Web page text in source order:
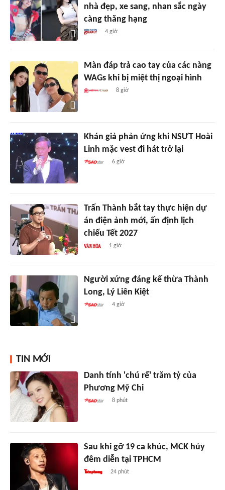
nhà đẹp, xe sang, nhan sắc ngày
càng thăng hạng
4 giờ
Màn đáp trả cao tay của các nàng
WAGs khi bị miệt thị ngoại hình
8 giờ
Khán giả phản ứng khi NSƯT Hoài
Linh mặc vest đi hát trở lại
6 giờ
Trấn Thành bắt tay thực hiện dự
án điện ảnh mới, ấn định lịch
chiếu Tết 2027
1 giờ
Người xứng đáng kế thừa Thành
Long, Lý Liên Kiệt
4 giờ
TIN MỚI
Danh tính 'chú rể' trăm tỷ của
Phương Mỹ Chi
8 phút
Sau khi gỡ 19 ca khúc, MCK hủy
đêm diễn tại TPHCM
24 phút